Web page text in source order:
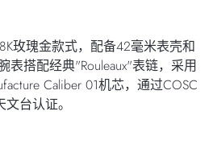
玫瑰金款式，配备42毫米表壳和
表搭配经典"Rouleaux"表链，采用
Caliber 01机芯，通过COSC
文台认证。